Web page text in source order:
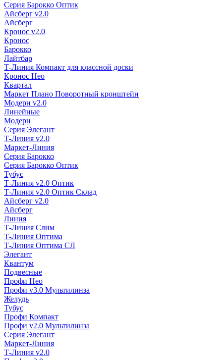
Серия Барокко Оптик
Айсберг v2.0
Айсберг
Кронос v2.0
Кронос
Барокко
Лайтбар
Т-Линия Компакт для классной доски
Кронос Нео
Квартал
Маркет Плано Поворотный кронштейн
Модерн v2.0
Линейные
Модерн
Серия Элегант
Т-Линия v2.0
Маркет-Линия
Серия Барокко
Серия Барокко Оптик
Тубус
Т-Линия v2.0 Оптик
Т-Линия v2.0 Оптик Склад
Айсберг v2.0
Айсберг
Линия
Т-Линия Слим
Т-Линия Оптима
Т-Линия Оптима СЛ
Элегант
Квантум
Подвесные
Профи Нео
Профи v3.0 Мультилинза
Желудь
Тубус
Профи Компакт
Профи v2.0 Мультилинза
Серия Элегант
Маркет-Линия
Т-Линия v2.0